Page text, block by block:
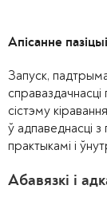
Апісанне пазіцыі
Запуск,
сістэму
ў адпаведнасці
практыкамі і
Абавязкі і